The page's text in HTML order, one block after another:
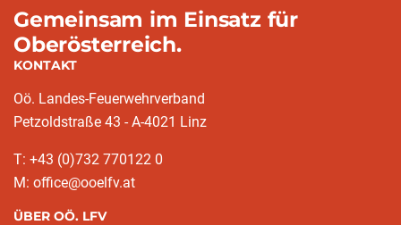
Gemeinsam im Einsatz für
Oberösterreich.
KONTAKT
Oö. Landes-Feuerwehrverband
Petzoldstraße 43 - A-4021 Linz
T: +43 (0)732 770122 0
M: office@ooelfv.at
ÜBER OÖ. LFV